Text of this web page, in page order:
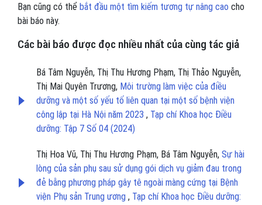
Bạn cũng có thể bắt đầu một tìm kiếm tương tự nâng cao cho
bài báo này.
Các bài báo được đọc nhiều nhất của cùng tác giả
Bá Tâm Nguyễn, Thị Thu Hương Phạm, Thị Thảo Nguyễn,
Thị Mai Quyên Trương, Môi trường làm việc của điều
dưỡng và một số yếu tố liên quan tại một số bệnh viện
công lập tại Hà Nội năm 2023 , Tạp chí Khoa học Điều
dưỡng: Tập 7 Số 04 (2024)
Thị Hoa Vũ, Thị Thu Hương Phạm, Bá Tâm Nguyễn, Sự hài
lòng của sản phụ sau sử dụng gói dịch vụ giảm đau trong
đẻ bằng phương pháp gây tê ngoài màng cứng tại Bệnh
viện Phụ sản Trung ương , Tạp chí Khoa học Điều dưỡng: